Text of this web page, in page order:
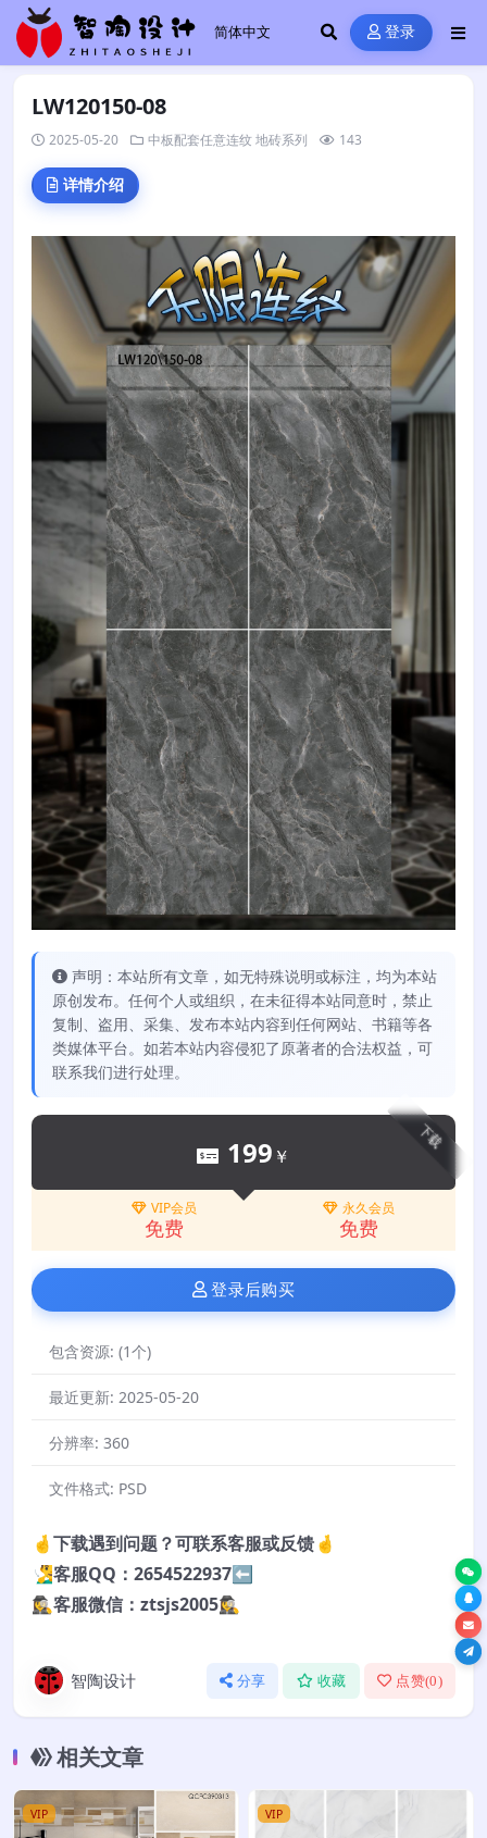
登录
LW120150-08
2025-05-20 中板配套任意连纹地砖系列 143
详情介绍
声明：本站所有文章，如无特殊说明或标注，均为本站
原创发布。任何个人或组织，在未征得本站同意时，禁止
复制、盗用、采集、发布本站内容到任何网站、书籍等各
类媒体平台。如若本站内容侵犯了原著者的合法权益，可
联系我们进行处理。
下载
199 ￥
VIP会员
免费
永久会员
免费
登录后购买
包含资源: (1个)
最近更新: 2025-05-20
分辨率: 360
文件格式: PSD
🤞下载遇到问题？可联系客服或反馈🤞
🧏‍♂️客服QQ：2654522937⬅️
🕵️‍♀️客服微信：ztsjs2005🕵️‍♀️
智陶设计 分享 收藏 点赞(0)
相关文章
VIP VIP